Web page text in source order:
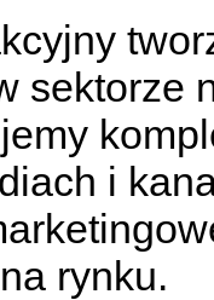
sektorze
i
rynku.